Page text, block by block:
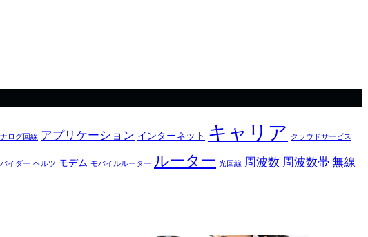
ログ回線 アプリケーション インターネット キャリア クラウドサービス
イダー ヘルツ モデム モバイルルーター ルーター 光回線 周波数 周波数帯 無線